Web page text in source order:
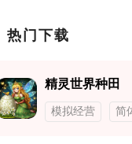
热门下载
精灵世界种田
模拟经营 简